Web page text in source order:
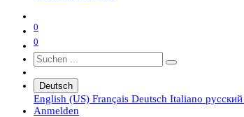
0
0
Deutsch
English (US) Français Deutsch Italiano
Anmelden